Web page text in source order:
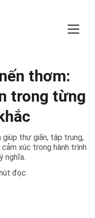
thơm:
trong từng
giúp thư giãn, tập trung,
xúc trong hành trình
nghĩa.
đọc